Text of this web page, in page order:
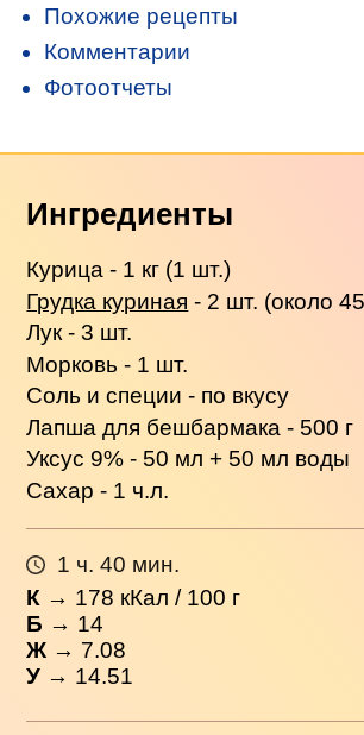
Похожие рецепты
Комментарии
Фотоотчеты
Ингредиенты
Курица - 1 кг (1 шт.)
Грудка куриная - 2 шт. (около
Лук - 3 шт.
Морковь - 1 шт.
Соль и специи - по вкусу
Лапша для бешбармака - 500 г
Уксус 9% - 50 мл + 50 мл воды
Сахар - 1 ч.л.
1 ч. 40 мин.
К → 178 кКал / 100 г
Б → 14
Ж → 7.08
У → 14.51